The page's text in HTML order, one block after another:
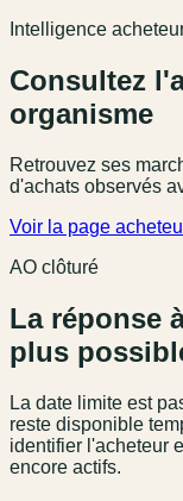
Intelligence
Consultez
organisme
Retrouvez ses
d'achats observés
Voir la page
AO clôturé
La réponse
plus
La date limite est
reste disponible
identifier l'acheteur
encore actifs.